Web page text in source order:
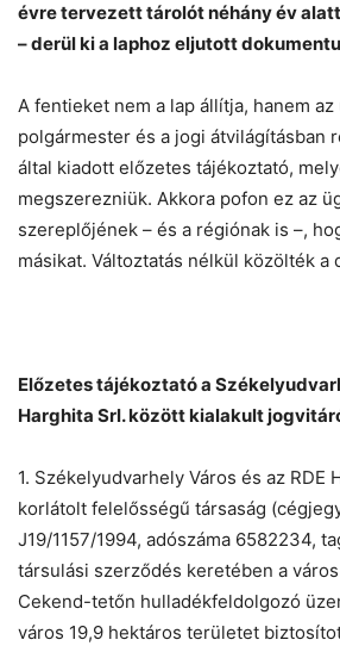
évre tervezett tárolót néhány év
– derül ki a laphoz eljutott
A fentieket nem a lap állítja, hanem
polgármester és a jogi átvilágításban
által kiadott előzetes tájékoztató,
megszerezniük. Akkora pofon ez az
szereplőjének – és a régiónak is –,
másikat. Változtatás nélkül közölték a
Előzetes tájékoztató a
Harghita Srl. között kialakult
1. Székelyudvarhely Város és az RDE
korlátolt felelősségű társaság
J19/1157/1994, adószáma 6582234,
társulási szerződés keretében a
Cekend-tetőn hulladékfeldolgozó
város 19,9 hektáros területet
Helló! Miben segíthetek ma?